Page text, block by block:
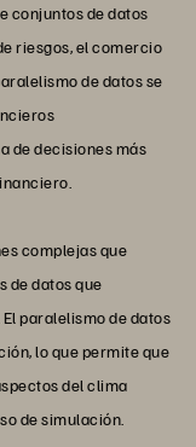
conjuntos de datos
riesgos, el comercio
de datos se
de decisiones más
complejas que
de datos que
paralelismo de datos
lo que permite que
del clima
de simulación.